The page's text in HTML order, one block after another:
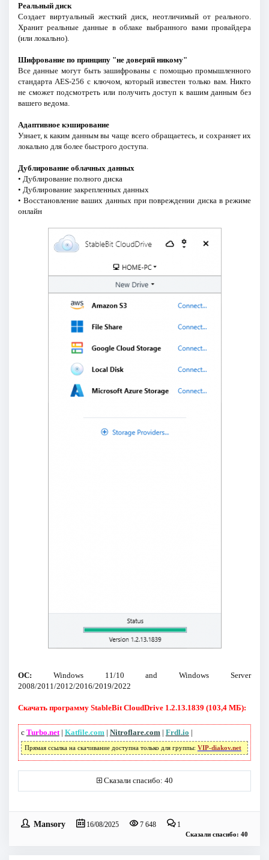
Реальный диск
Создает виртуальный жесткий диск, неотличимый от реального.
Хранит реальные данные в облаке выбранного вами провайдера
(или локально).
Шифрование по принципу "не доверяй никому"
Все данные могут быть зашифрованы с помощью промышленного
стандарта AES-256 с ключом, который известен только вам. Никто
не сможет подсмотреть или получить доступ к вашим данным без
вашего ведома.
Адаптивное кэширование
Узнает, к каким данным вы чаще всего обращаетесь, и сохраняет их
локально для более быстрого доступа.
Дублирование облачных данных
• Дублирование полного диска
• Дублирование закрепленных данных
• Восстановление ваших данных при повреждении диска в режиме
онлайн
ОС: Windows 11/10 and Windows Server
2008/2011/2012/2016/2019/2022
Скачать программу StableBit CloudDrive 1.2.13.1839 (103,4 МБ):
с Turbo.net| Katfile.com | Nitroflare.com | Frdl.io |
Прямая ссылка на скачивание доступна только для группы: VIP-diakov.net
Сказали спасибо: 40
Mansory 16/08/2025 7 648 1
Сказали спасибо: 40